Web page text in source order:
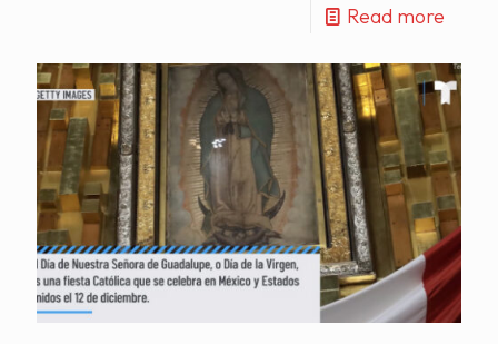
Read more